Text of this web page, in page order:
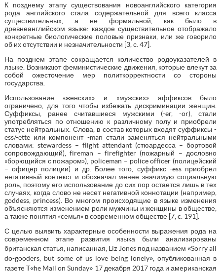
К позднему этапу существования новоанглийского категория
рода английского стала содержательной для всего класса
существительных, а не формальной, как было в
древнеанглийском языке: каждое существительное отображало
конкретные биологические половые признаки, или же говорило
об их отсутствии и незначительности [3, с. 47].
На позднем этапе сокращается количество родоуказателей в
языке. Возникают феминистические движения, которые влекут за
собой ожесточение мер политкорректности со стороны
государства.
Использование «женских» и «мужских» аффиксов было
ограничено, для того чтобы избежать дискриминации женщин.
Суффиксы, ранее считавшиеся мужскими (-er, -or), стали
употребляться по отношению к различному полу и приобрели
статус нейтральных. Слова, в состав которых входят суффиксы -
ess/-ette или компонент -man стали заменяться нейтральными
словами: stewardess – flight attendant (стюардесса – бортовой
сопровождающий), fireman – firefighter (пожарный – дословно
«борющийся с пожаром»), policeman – police officer (полицейский
– офицер полиции) и др. Более того, суффикс -ess приобрел
негативный контекст и обозначал менее значимую социальную
роль, поэтому его использование до сих пор остается лишь в тех
случаях, когда слово не несет негативной коннотации (например,
goddess, princess). Во многом происходящие в языке изменения
объясняются изменением роли мужчины и женщины в обществе,
а также понятия «семья» в современном обществе [7, с. 191].
С целью выявить характерные особенности выражения рода на
современном этапе развития языка были анализированы
британская статья, написанная, Liz Jones под названием«Sorry all
do-gooders, but some of us love being lonely» , опубликованная в
газете T«he Mail on Sunday» 17 декабря 2017 года и американская